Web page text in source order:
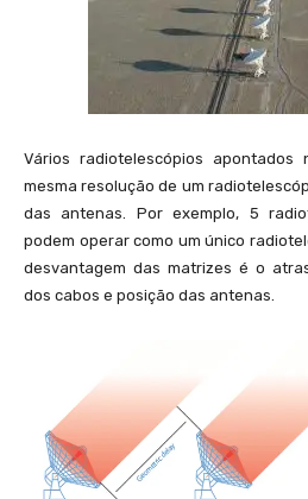
Vários radiotelescópios
mesma resolução de um
das antenas. Por exemplo, 5
podem operar como um único
desvantagem das matrizes é o
dos cabos e posição das antenas.